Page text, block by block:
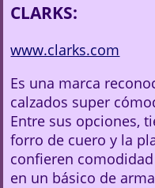
CLARKS:
www.clarks.com
Es una marca
calzados super
Entre sus opciones,
forro de cuero y la
confieren
en un básico de